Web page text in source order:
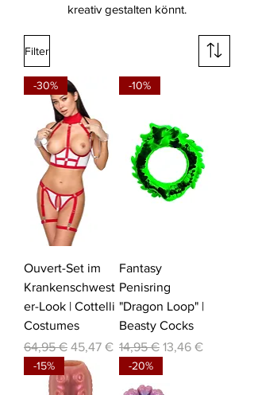
kreativ gestalten könnt.
Filter
-30%
Ouvert-Set im
Krankenschwest
er-Look | Cottelli
Costumes
Standardpreis
64,95 € Sale-Preis
45,47 €
-10%
Fantasy
Penisring
"Dragon Loop" |
Beasty Cocks
Standardpreis
14,95 € Sale-Preis
13,46 €
-15% -20%